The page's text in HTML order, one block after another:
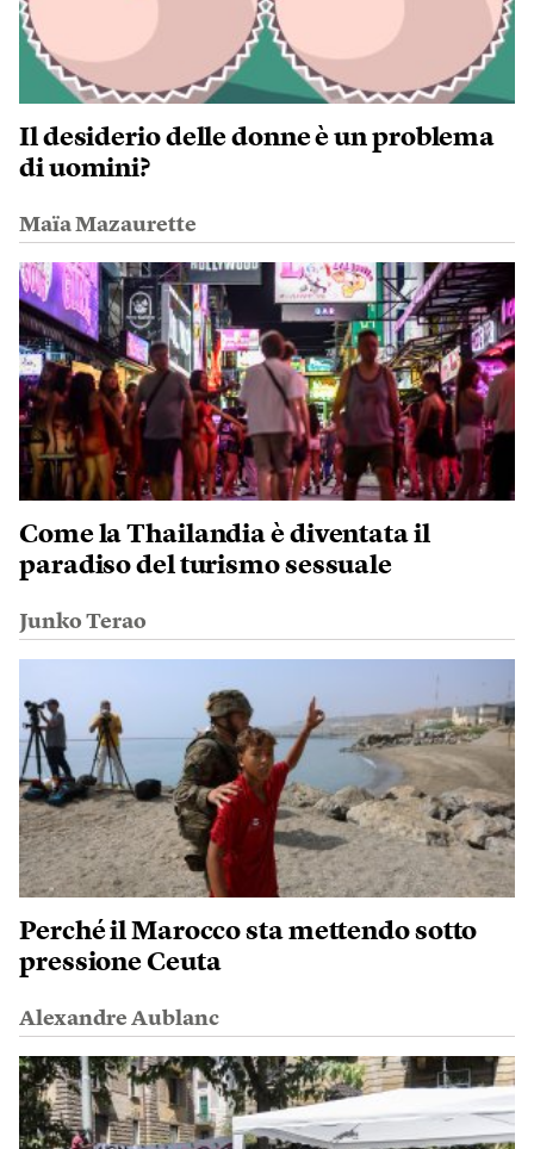
Il desiderio delle donne è un problema
di uomini?
Maïa Mazaurette
Come la Thailandia è diventata il
paradiso del turismo sessuale
Junko Terao
Perché il Marocco sta mettendo sotto
pressione Ceuta
Alexandre Aublanc